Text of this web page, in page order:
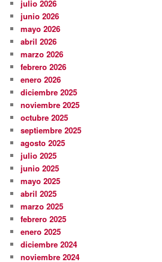
julio 2026
junio 2026
mayo 2026
abril 2026
marzo 2026
febrero 2026
enero 2026
diciembre 2025
noviembre 2025
octubre 2025
septiembre 2025
agosto 2025
julio 2025
junio 2025
mayo 2025
abril 2025
marzo 2025
febrero 2025
enero 2025
diciembre 2024
noviembre 2024